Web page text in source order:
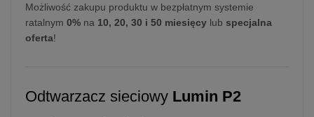
Możliwość zakupu produktu w bezpłatnym systemie
ratalnym 0% na 10, 20, 30 i 50 miesięcy lub specjalna
oferta!
Odtwarzacz sieciowy Lumin P2